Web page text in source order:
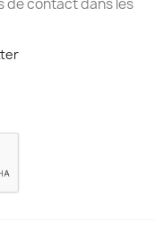
de contact dans les